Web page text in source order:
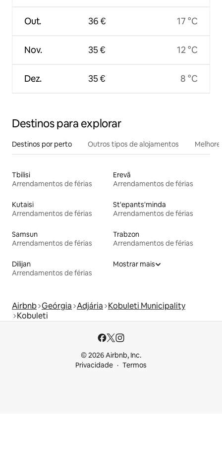
Out.
Nov.
Dez.
36 €
35 €
35 €
17 °C
12 °C
8 °C
Destinos para explorar
Destinos por perto Outros tipos de alojamentos
Tbilisi
Arrendamentos de férias
Erevã
Arrendamentos de férias
Kutaisi
Arrendamentos de férias
St'epants'minda
Arrendamentos de férias
Samsun
Arrendamentos de férias
Trabzon
Arrendamentos de férias
Dilijan
Arrendamentos de férias
Mostrar mais
Airbnb Geórgia Adjária Kobuleti Municipality
Kobuleti
© 2026 Airbnb, Inc.
Privacidade
Termos